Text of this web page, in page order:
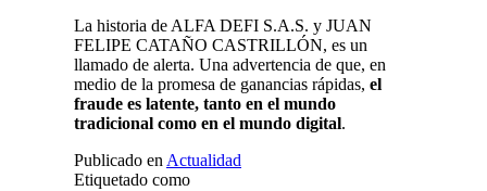
La historia de ALFA DEFI S.A.S. y JUAN
FELIPE CATAÑO CASTRILLÓN, es un
llamado de alerta. Una advertencia de que, en
medio de la promesa de ganancias rápidas, el
fraude es latente, tanto en el mundo
tradicional como en el mundo digital.
Publicado en Actualidad
Etiquetado como